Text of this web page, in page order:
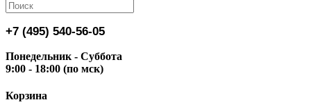
+7 (495) 540-56-05
Понедельник - Суббота
9:00 - 18:00 (по мск)
Корзина